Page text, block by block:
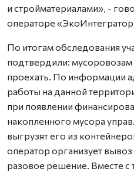
и стройматериалами», -
операторе
По итогам обследования
подтвердили: мусоровозам
проехать. По информации
работы на данной
при появлении
накопленного мусора
выгрузят его из
оператор организует
разовое решение. Вместе